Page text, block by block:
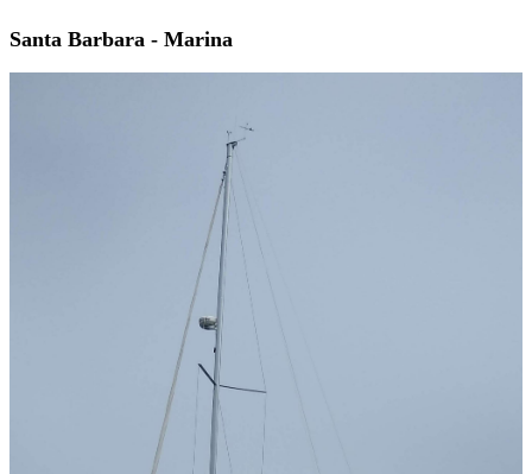
Santa Barbara - Marina